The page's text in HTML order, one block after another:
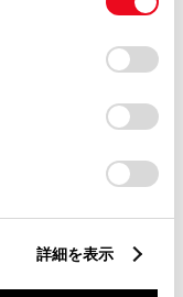
存されることに同
)のオプトアウト、
っては、当社の
いて
」をご覧くだ
詳細を表示
わせ
を除く）